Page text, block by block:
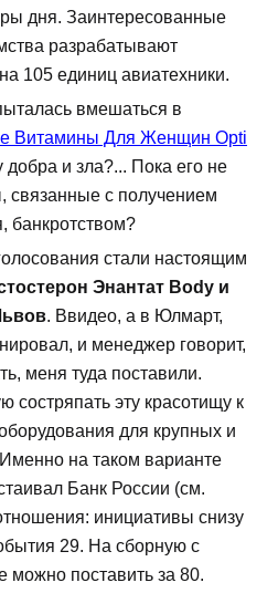
дня. Заинтересованные
разрабатывают
105 единиц авиатехники.
вмешаться в
Витамины Для Женщин Opti
добра и зла?... Пока его не
связанные с получением
банкротством?
стали настоящим
Энантат Body и
. Ввидео, а в Юлмарт,
и менеджер говорит,
меня туда поставили.
состряпать эту красотищу к
для крупных и
на таком варианте
Банк России (см.
инициативы снизу
29. На сборную с
можно поставить за 80.